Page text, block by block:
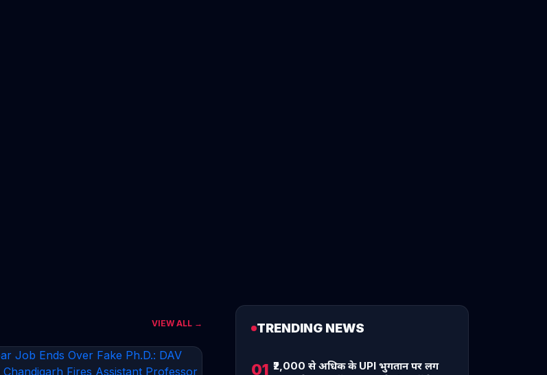
VIEW ALL → TRENDING NEWS
01 ₹2,000 से अधिक के UPI भुगतान पर लग